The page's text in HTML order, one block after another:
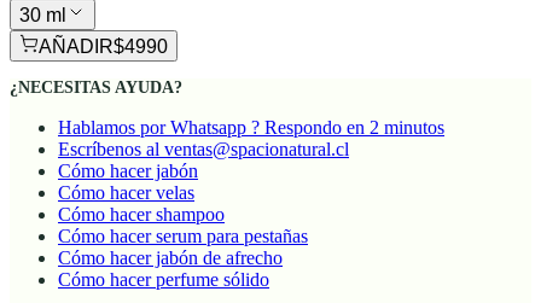
30 ml
AÑADIR$4990
¿NECESITAS AYUDA?
Hablamos por Whatsapp ? Respondo en 2 minutos
Escríbenos al ventas@spacionatural.cl
Cómo hacer jabón
Cómo hacer velas
Cómo hacer shampoo
Cómo hacer serum para pestañas
Cómo hacer jabón de afrecho
Cómo hacer perfume sólido